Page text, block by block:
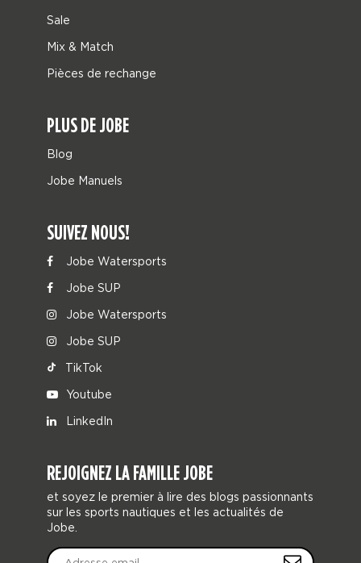
Sale
Mix & Match
Pièces de rechange
PLUS DE JOBE
Blog
Jobe Manuels
SUIVEZ NOUS!
Jobe Watersports
Jobe SUP
Jobe Watersports
Jobe SUP
TikTok
Youtube
LinkedIn
REJOIGNEZ LA FAMILLE JOBE
et soyez le premier à lire des blogs passionnants
sur les sports nautiques et les actualités de
Jobe.